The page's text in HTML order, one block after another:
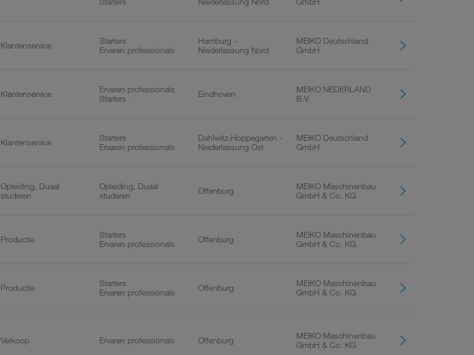
Klantenservice
Starters
Ervaren professionals
Hamburg -
Niederlassung Nord
MEIKO Deutschland
GmbH
Klantenservice
Ervaren professionals
Starters
Eindhoven
MEIKO NEDERLAND
B.V.
Klantenservice
Starters
Ervaren professionals
Dahlwitz-Hoppegarten -
Niederlassung Ost
MEIKO Deutschland
GmbH
Opleiding, Duaal
studeren
Opleiding, Duaal
studeren
Offenburg
MEIKO Maschinenbau
GmbH & Co. KG
Productie
Starters
Ervaren professionals
Offenburg
MEIKO Maschinenbau
GmbH & Co. KG
Productie
Starters
Ervaren professionals
Offenburg
MEIKO Maschinenbau
GmbH & Co. KG
Verkoop Ervaren professionals Offenburg
MEIKO Maschinenbau
GmbH & Co. KG